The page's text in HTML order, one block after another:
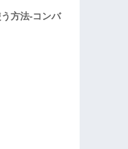
方法-コンバ